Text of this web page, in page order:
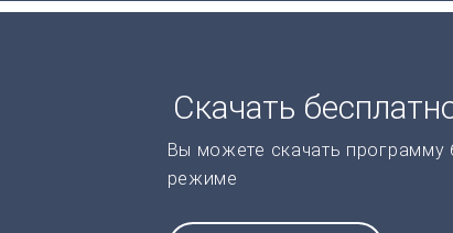
Скачать
Вы можете скачать программу
режиме